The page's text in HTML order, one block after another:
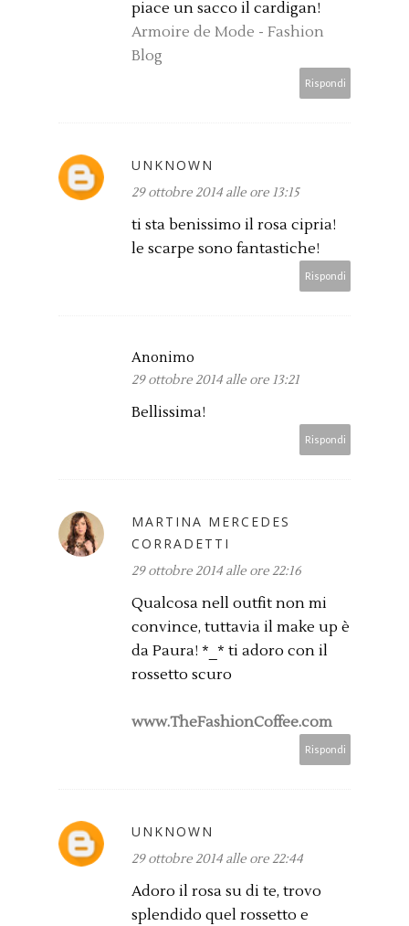
piace un sacco il cardigan!
Armoire de Mode - Fashion
Blog
Rispondi
UNKNOWN
29 ottobre 2014 alle ore 13:15
ti sta benissimo il rosa cipria!
le scarpe sono fantastiche!
Rispondi
Anonimo
29 ottobre 2014 alle ore 13:21
Bellissima!
Rispondi
MARTINA MERCEDES
CORRADETTI
29 ottobre 2014 alle ore 22:16
Qualcosa nell outfit non mi
convince, tuttavia il make up è
da Paura! *_* ti adoro con il
rossetto scuro
www.TheFashionCoffee.com
Rispondi
UNKNOWN
29 ottobre 2014 alle ore 22:44
Adoro il rosa su di te, trovo
splendido quel rossetto e